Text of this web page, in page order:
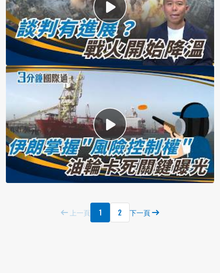
上一頁 1 2 下一頁